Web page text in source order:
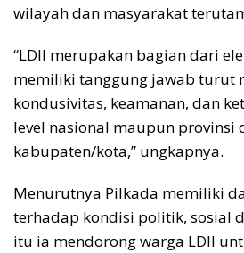
wilayah dan masyarakat
“LDII merupakan bagian dari
memiliki tanggung jawab turut
kondusivitas, keamanan, dan
level nasional maupun provinsi
kabupaten/kota,” ungkapnya.
Menurutnya Pilkada memiliki
terhadap kondisi politik, sosial
itu ia mendorong warga LDII